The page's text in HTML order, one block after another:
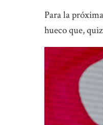
Para la
hueco que,